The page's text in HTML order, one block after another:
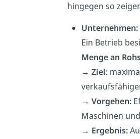
hingegen so
Unternehmen:
Ein Betrieb
Menge an
→ Ziel:
→Vorgehen:
Maschinen
→ Ergebnis: